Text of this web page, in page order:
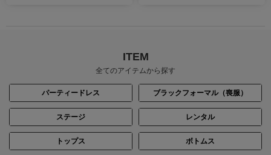
ITEM
全てのアイテムから探す
パーティードレス ブラックフォーマル（喪服）
ステージ レンタル
トップス ボトムス